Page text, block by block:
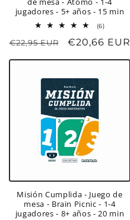
jugadores - 5+ años - 15 min
(6)6
totales
Precio
€22,95 EUR
Precio
€20,66 EUR
Misión Cumplida - Juego de
mesa - Brain Picnic - 1-4
jugadores - 8+ años - 20 min